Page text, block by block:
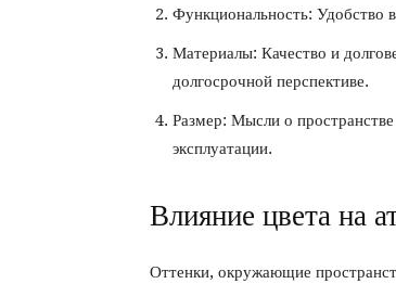
Функциональность: Удобство
Материалы: Качество и
долгосрочной перспективе.
Размер: Мысли о
эксплуатации.
Влияние цвета на
Оттенки, окружающие